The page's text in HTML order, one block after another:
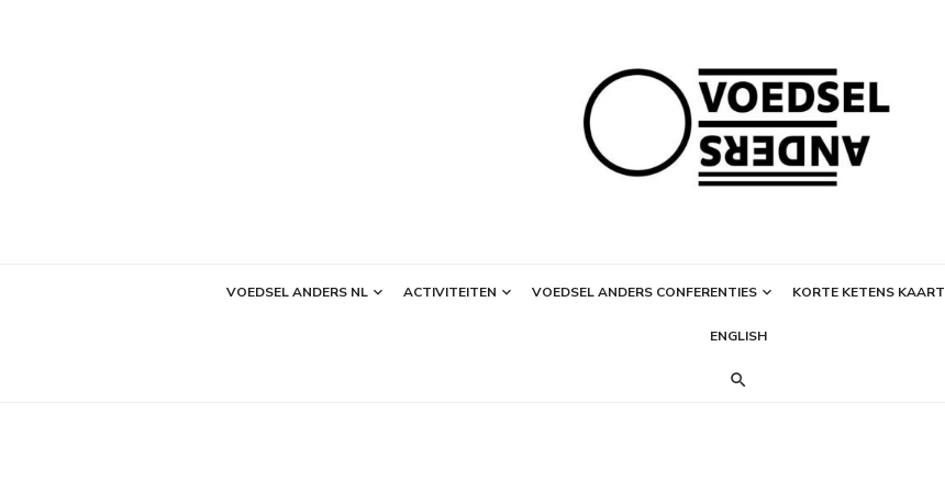
VOEDSEL ANDERS NL ACTIVITEITEN VOEDSEL ANDERS CONFERENTIES KORTE KETENS KAART
ENGLISH